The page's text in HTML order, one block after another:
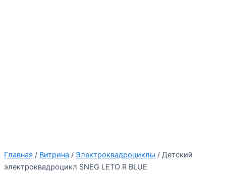
Главная / Витрина / Электроквадроциклы / Детский
электроквадроцикл SNEG LETO R BLUE